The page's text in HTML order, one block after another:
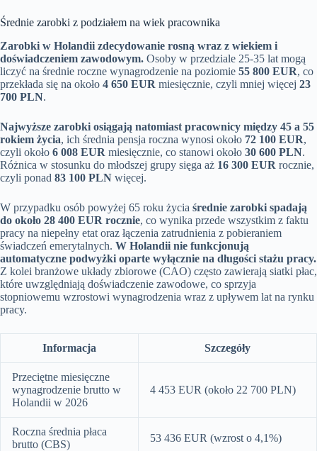
Średnie zarobki z podziałem na wiek pracownika
Zarobki w Holandii zdecydowanie rosną wraz z wiekiem i
doświadczeniem zawodowym. Osoby w przedziale 25-35 lat mogą
liczyć na średnie roczne wynagrodzenie na poziomie 55 800 EUR, co
przekłada się na około 4 650 EUR miesięcznie, czyli mniej więcej 23
700 PLN.
Najwyższe zarobki osiągają natomiast pracownicy między 45 a 55
rokiem życia, ich średnia pensja roczna wynosi około 72 100 EUR,
czyli około 6 008 EUR miesięcznie, co stanowi około 30 600 PLN.
Różnica w stosunku do młodszej grupy sięga aż 16 300 EUR rocznie,
czyli ponad 83 100 PLN więcej.
W przypadku osób powyżej 65 roku życia średnie zarobki spadają
do około 28 400 EUR rocznie, co wynika przede wszystkim z faktu
pracy na niepełny etat oraz łączenia zatrudnienia z pobieraniem
świadczeń emerytalnych. W Holandii nie funkcjonują
automatyczne podwyżki oparte wyłącznie na długości stażu pracy.
Z kolei branżowe układy zbiorowe (CAO) często zawierają siatki płac,
które uwzględniają doświadczenie zawodowe, co sprzyja
stopniowemu wzrostowi wynagrodzenia wraz z upływem lat na rynku
pracy.
Informacja Szczegóły
Przeciętne miesięczne
wynagrodzenie brutto w
Holandii w 2026
4 453 EUR (około 22 700 PLN)
Roczna średnia płaca
brutto (CBS)
53 436 EUR (wzrost o 4,1%)